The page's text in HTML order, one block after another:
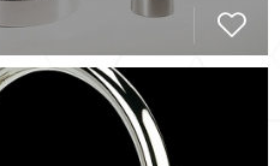
том, что он нашел свой путь,
приступает к реставрации,
оригинальной
они созданы по образцам
уважением к
французским ремеслам. Так